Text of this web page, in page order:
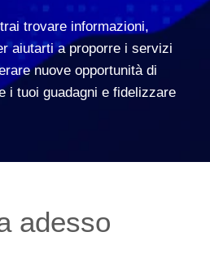
trovare informazioni,
aiutarti a proporre i servizi
nuove opportunità di
i tuoi guadagni e fidelizzare
adesso